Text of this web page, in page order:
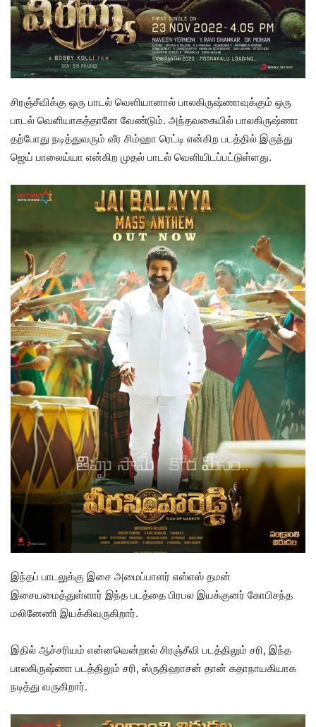
சிரஞ்சீவிக்கு ஒரு பாடல் வெளியானால் பாலகிருஷ்ணாவுக்கும் ஒரு
பாடல் வெளியாகத்தானே வேண்டும். அந்தவகையில் பாலகிருஷ்ணா
தற்போது நடித்துவரும் வீர சிம்ஹா ரெட்டி என்கிற படத்தில் இருந்து
ஜெய் பாலைய்யா என்கிற முதல் பாடல் வெளியிடப்பட்டுள்ளது.
இந்தப் பாடலுக்கு இசை அமைப்பாளர் எஸ்எஸ் தமன்
இசையமைத்துள்ளார் இந்த படத்தை பிரபல இயக்குனர் கோபிசந்த
மலினேணி இயக்கிவருகிறார்.
இதில் ஆச்சரியம் என்னவென்றால் சிரஞ்சீவி படத்திலும் சரி, இந்த
பாலகிருஷ்ணா படத்திலும் சரி, ஸ்ருதிஹாசன் தான் கதாநாயகியாக
நடித்து வருகிறார்.